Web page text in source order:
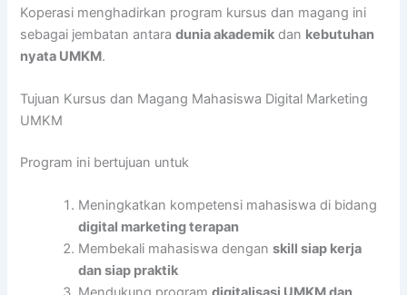
Koperasi menghadirkan program kursus dan magang ini
sebagai jembatan antaradunia akademik dan kebutuhan
nyata UMKM.
Tujuan Kursus dan Magang Mahasiswa Digital Marketing
UMKM
Program ini bertujuan untuk
Meningkatkan kompetensi mahasiswa di bidang
digital marketing terapan
Membekali mahasiswa denganskill siap kerja
dan siap praktik